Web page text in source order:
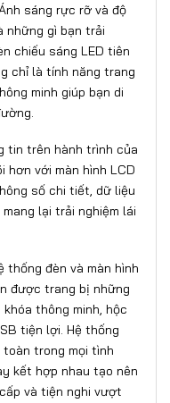
sáng rực rỡ và độ
những gì bạn trải
chiếu sáng LED tiên
chỉ là tính năng trang
minh giúp bạn di
tin trên hành trình của
hơn với màn hình LCD
số chi tiết, dữ liệu
lại trải nghiệm lái
thống đèn và màn hình
được trang bị những
thông minh, hộc
tiện lợi. Hệ thống
trong mọi tình
kết hợp nhau tạo nên
và tiện nghi vượt